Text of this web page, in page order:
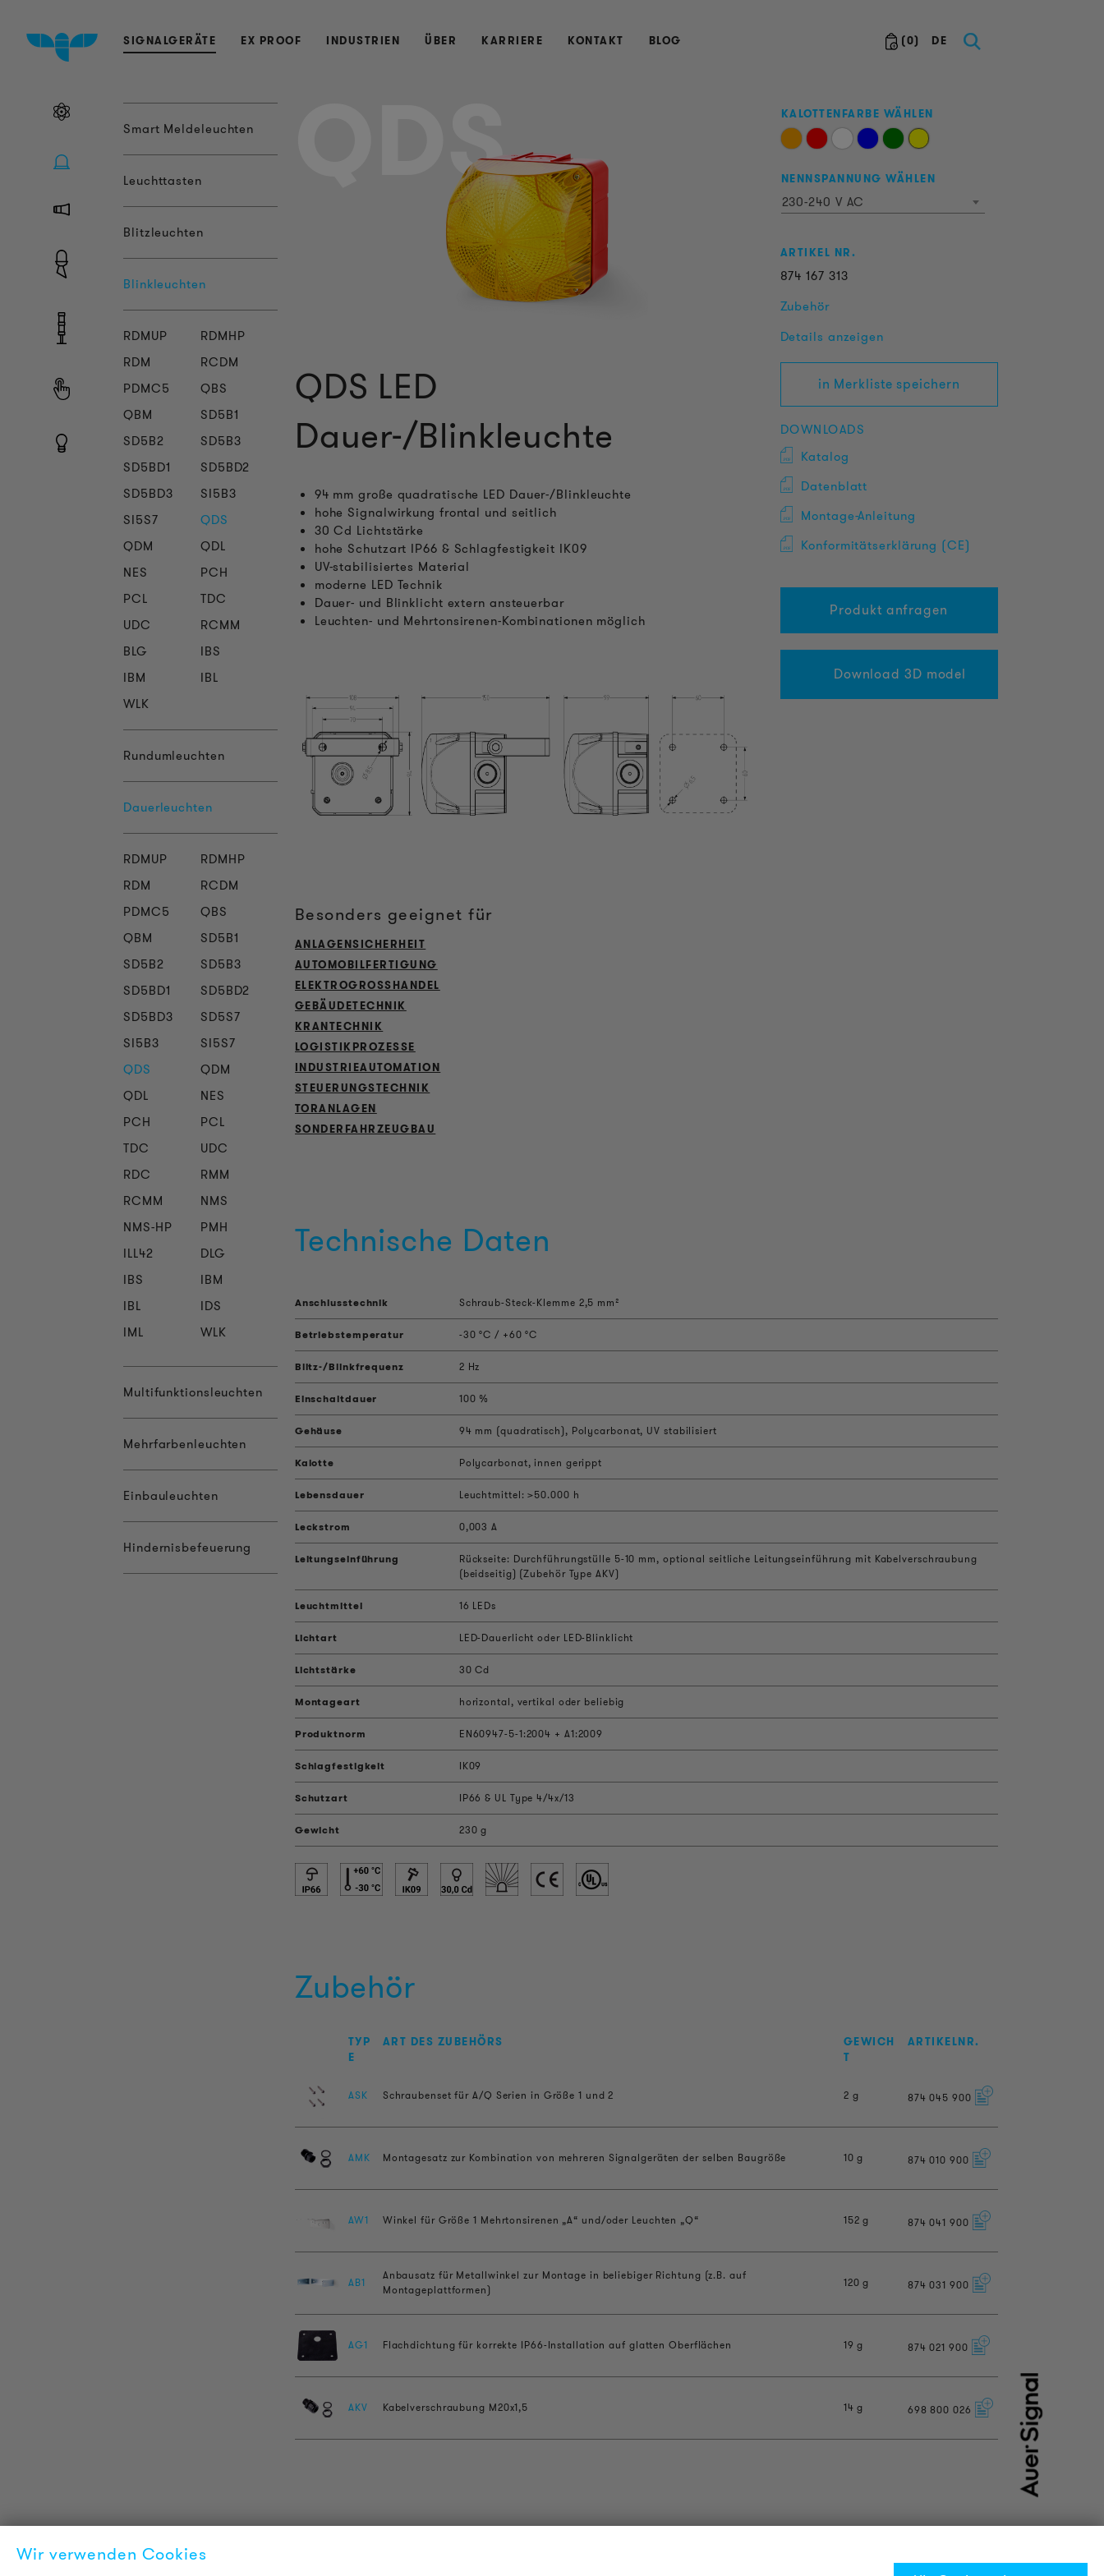
(0) DE
SIGNALGERÄTE EX PROOF INDUSTRIEN ÜBER KARRIERE KONTAKT BLOG
Smart Meldeleuchten
Leuchttasten
Blitzleuchten
Blinkleuchten
RDMUP
RDMHP
RDM
RCDM
PDMC5
QBS
QBM
SD5B1
SD5B2
SD5B3
SD5BD1
SD5BD2
SD5BD3
SI5B3
SI5S7
QDS
QDM
QDL
NES
PCH
PCL
TDC
UDC
RCMM
BLG
IBS
IBM
IBL
WLK
Rundumleuchten
Dauerleuchten
RDMUP
RDMHP
RDM
RCDM
PDMC5
QBS
QBM
SD5B1
SD5B2
SD5B3
SD5BD1
SD5BD2
SD5BD3
SD5S7
SI5B3
SI5S7
QDS
QDM
QDL
NES
PCH
PCL
TDC
UDC
RDC
RMM
RCMM
NMS
NMS-HP
PMH
ILL42
DLG
IBS
IBM
IBL
IDS
IML
WLK
Multifunktionsleuchten
Mehrfarbenleuchten
Einbauleuchten
Hindernisbefeuerung
QDS KALOTTENFARBE WÄHLEN
NENNSPANNUNG WÄHLEN
230-240 V AC
ARTIKEL NR.
874 167 313
Zubehör
Details anzeigen
in Merkliste speichern
DOWNLOADS
Katalog
Datenblatt
Montage-Anleitung
Konformitätserklärung (CE)
Produkt anfragen
Download 3D model
QDS LED
Dauer-/Blinkleuchte
94 mm große quadratische LED Dauer-/Blinkleuchte
hohe Signalwirkung frontal und seitlich
30 Cd Lichtstärke
hohe Schutzart IP66 & Schlagfestigkeit IK09
UV-stabilisiertes Material
moderne LED Technik
Dauer- und Blinklicht extern ansteuerbar
Leuchten- und Mehrtonsirenen-Kombinationen möglich
Besonders geeignet für
ANLAGENSICHERHEIT
AUTOMOBILFERTIGUNG
ELEKTROGROSSHANDEL
GEBÄUDETECHNIK
KRANTECHNIK
LOGISTIKPROZESSE
INDUSTRIEAUTOMATION
STEUERUNGSTECHNIK
TORANLAGEN
SONDERFAHRZEUGBAU
Technische Daten
Anschlusstechnik Schraub-Steck-Klemme 2,5 mm²
Betriebstemperatur -30 °C / +60 °C
Blitz-/Blinkfrequenz 2 Hz
Einschaltdauer 100 %
Gehäuse 94 mm (quadratisch), Polycarbonat, UV stabilisiert
Kalotte Polycarbonat, innen gerippt
Lebensdauer Leuchtmittel: >50.000 h
Leckstrom 0,003 A
Leitungseinführung
Rückseite: Durchführungstülle 5-10 mm, optional seitliche Leitungseinführung mit Kabelverschraubung
(beidseitig) (Zubehör Type AKV)
Leuchtmittel 16 LEDs
Lichtart LED-Dauerlicht oder LED-Blinklicht
Lichtstärke 30 Cd
Montageart horizontal, vertikal oder beliebig
Produktnorm EN60947-5-1:2004 + A1:2009
Schlagfestigkeit IK09
Schutzart IP66 & UL Type 4/4x/13
Gewicht 230 g
Zubehör
TYP
E
ART DES ZUBEHÖRS
GEWICH
T
ARTIKELNR.
ASK Schraubenset für A/Q Serien in Größe 1 und 2 2 g 874 045 900
AMK Montagesatz zur Kombination von mehreren Signalgeräten der selben Baugröße 10 g 874 010 900
AW1 Winkel für Größe 1 Mehrtonsirenen „A“ und/oder Leuchten „Q“ 152 g 874 041 900
AB1
Anbausatz für Metallwinkel zur Montage in beliebiger Richtung (z.B. auf
Montageplattformen)
120 g 874 031 900
AG1 Flachdichtung für korrekte IP66-Installation auf glatten Oberflächen 19 g 874 021 900
AKV Kabelverschraubung M20x1,5 14 g 698 800 026
PRODUKT INFORMATIONEN
Wir verwenden Cookies